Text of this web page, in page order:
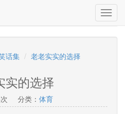
话集 老老实实的选择
实的选择
次 分类： 体育